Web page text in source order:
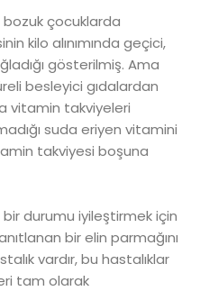
bozuk çocuklarda
kilo alınımında geçici,
gösterilmiş. Ama
besleyici gıdalardan
vitamin takviyeleri
suda eriyen vitamini
takviyesi boşuna
bir durumu iyileştirmek için
bir elin parmağını
vardır, bu hastalıklar
tam olarak